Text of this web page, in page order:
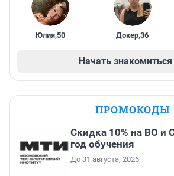
Юлия,50 Докер,36
Начать знакомиться
ПРОМОКОДЫ
Скидка 10% на ВО и
год обучения
До 31 августа, 2026